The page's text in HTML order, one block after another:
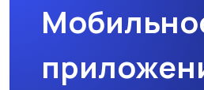
Трикотаж